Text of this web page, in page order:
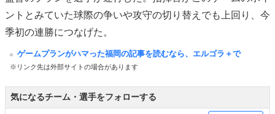
ントとみていた球際の争いや攻守の切り替えでも上回り、今
季初の連勝につなげた。
ゲームプランがハマった福岡の記事を読むなら、エルゴラ＋で
※リンク先は外部サイトの場合があります
気になるチーム・選手をフォローする